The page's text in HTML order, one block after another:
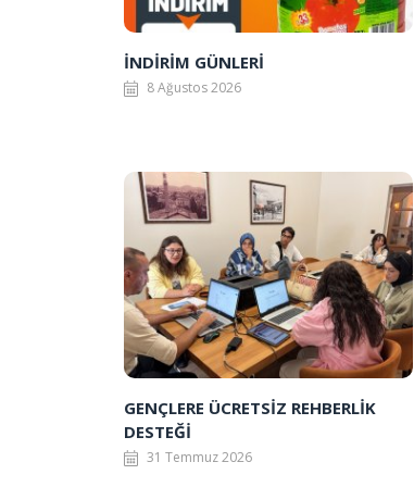
İNDİRİM GÜNLERİ
8 Ağustos 2026
GENÇLERE ÜCRETSİZ REHBERLİK
DESTEĞİ
31 Temmuz 2026